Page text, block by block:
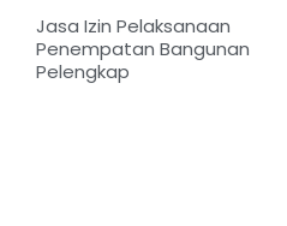
Jasa Izin Pelaksanaan
Penempatan Bangunan
Pelengkap